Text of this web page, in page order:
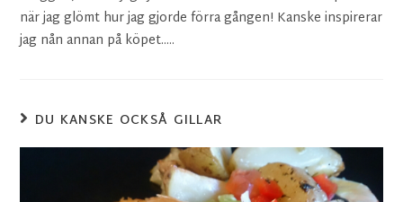
när jag glömt hur jag gjorde förra gången! Kanske inspirerar
jag nån annan på köpet.....
DU KANSKE OCKSÅ GILLAR